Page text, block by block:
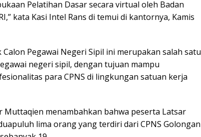
Pelatihan Dasar secara virtual oleh Badan
kata Kasi Intel Rans di temui di kantornya, Kamis
Pegawai Negeri Sipil ini merupakan salah satu
negeri sipil, dengan tujuan mampu
para CPNS di lingkungan satuan kerja
Muttaqien menambahkan bahwa peserta Latsar
lima orang yang terdiri dari CPNS Golongan